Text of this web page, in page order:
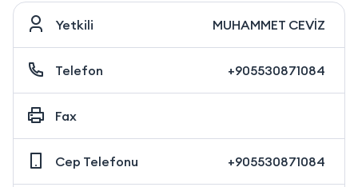
Yetkili MUHAMMET CEVİZ
Telefon +905530871084
Fax
Cep Telefonu +905530871084